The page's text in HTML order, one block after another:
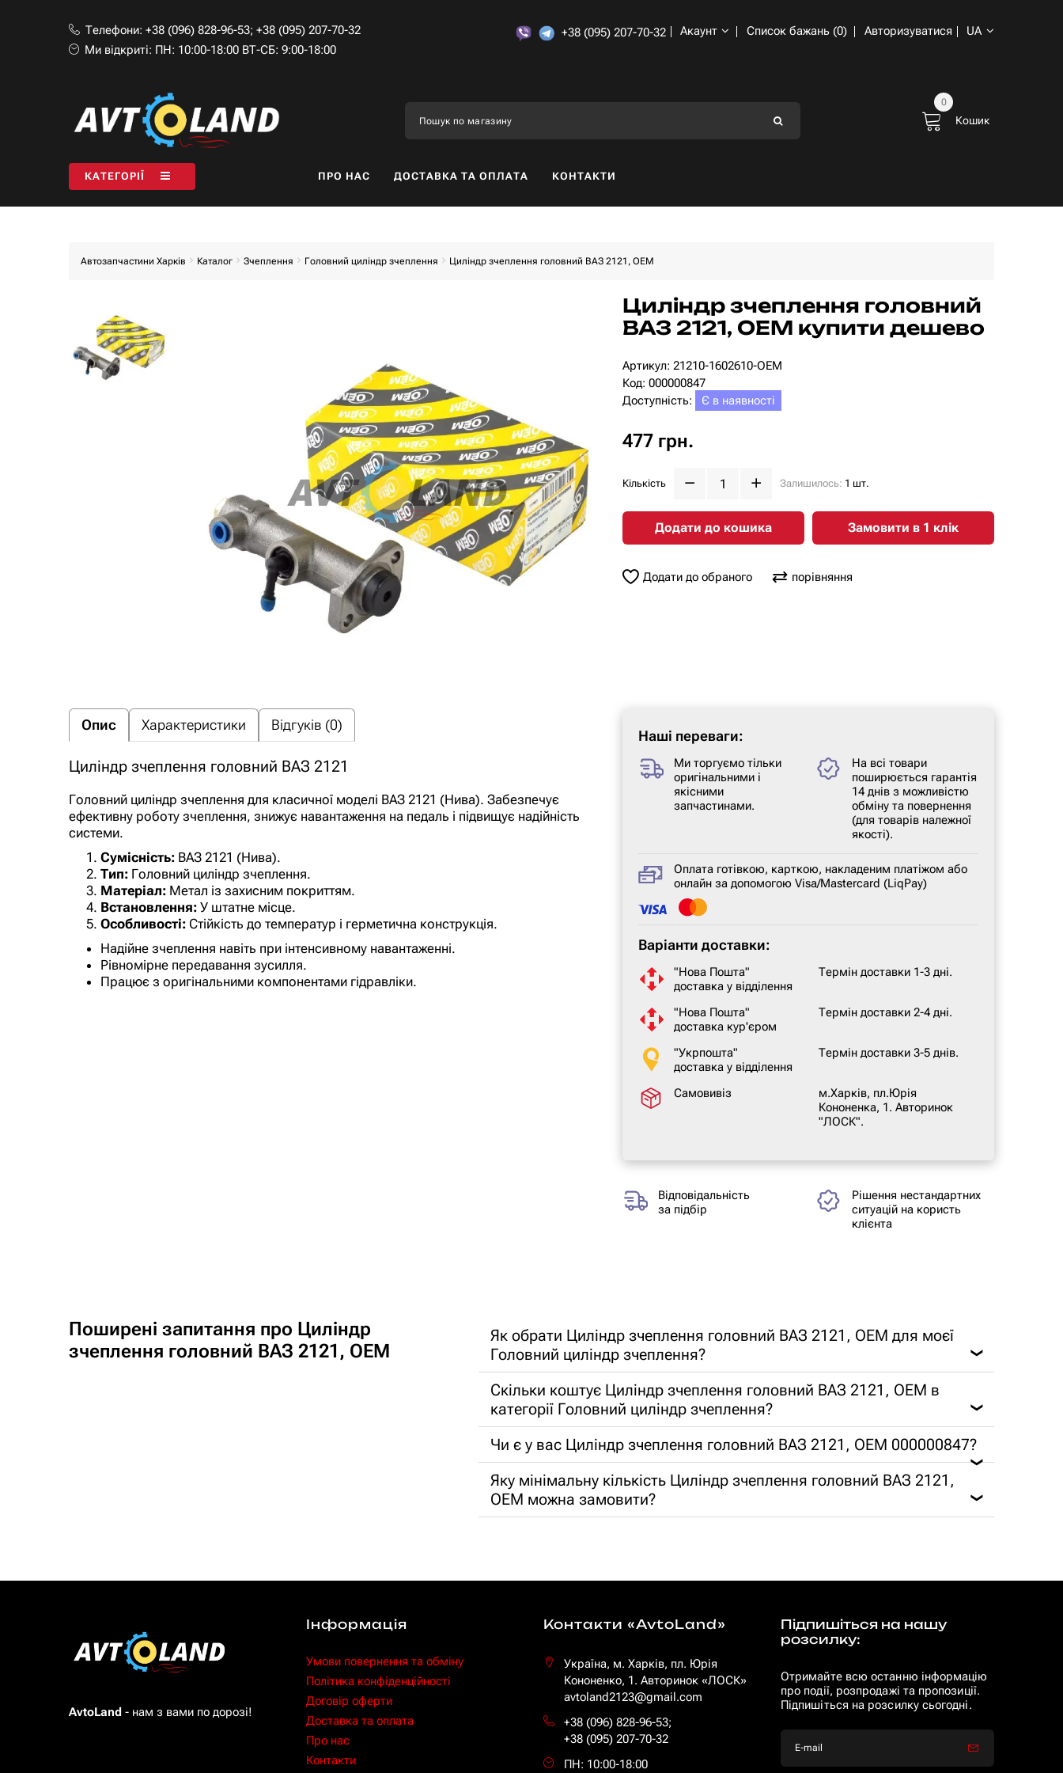
Телефони: +38 (096) 828-96-53; +38 (095) 207-70-32
Ми відкриті: ПН: 10:00-18:00 ВТ-СБ: 9:00-18:00
+38 (095) 207-70-32 Акаунт Список бажань (0) Авторизуватися UA
Кошик
0
КАТЕГОРІЇ ПРО НАС ДОСТАВКА ТА ОПЛАТА КОНТАКТИ
Автозапчастини Харків Каталог Зчеплення Головний циліндр зчеплення Циліндр зчеплення головний ВАЗ 2121, OEM
Циліндр зчеплення головний
ВАЗ 2121, OEM купити дешево
Артикул: 21210-1602610-OEM
Код: 000000847
Доступність:
Є в наявності
477 грн.
Кількість Залишилось: 1 шт.
Додати до кошика Замовити в 1 клiк
Додати до обраного порівняння
Опис Характеристики Відгуків (0)
Циліндр зчеплення головний ВАЗ 2121
Головний циліндр зчеплення для класичної моделі ВАЗ 2121 (Нива). Забезпечує
ефективну роботу зчеплення, знижує навантаження на педаль і підвищує надійність
системи.
Сумісність: ВАЗ 2121 (Нива).
Тип: Головний циліндр зчеплення.
Матеріал: Метал із захисним покриттям.
Встановлення: У штатне місце.
Особливості: Стійкість до температур і герметична конструкція.
Надійне зчеплення навіть при інтенсивному навантаженні.
Рівномірне передавання зусилля.
Працює з оригінальними компонентами гідравліки.
Наші переваги:
Ми торгуємо тільки
оригінальними і
якісними
запчастинами.
На всі товари
поширюється гарантія
14 днів з можливістю
обміну та повернення
(для товарів належної
якості).
Оплата готівкою, карткою, накладеним платіжом або
онлайн за допомогою Visa/Mastercard (LiqPay)
Варіанти доставки:
"Нова Пошта"
доставка у відділення
Термін доставки 1-3 дні.
"Нова Пошта"
доставка кур'єром
Термін доставки 2-4 дні.
"Укрпошта"
доставка у відділення
Термін доставки 3-5 днів.
Самовивіз
м.Харків, пл.Юрія
Кононенка, 1. Авторинок
"ЛОСК".
Відповідальність
за підбір
Рішення нестандартних
ситуацій на користь
клієнта
Поширені запитання про Циліндр
зчеплення головний ВАЗ 2121, OEM
Як обрати Циліндр зчеплення головний ВАЗ 2121, OEM для моєї
Головний циліндр зчеплення?
❯
Скільки коштує Циліндр зчеплення головний ВАЗ 2121, OEM в
категорії Головний циліндр зчеплення?
❯
Чи є у вас Циліндр зчеплення головний ВАЗ 2121, OEM 000000847?
❯
Яку мінімальну кількість Циліндр зчеплення головний ВАЗ 2121,
OEM можна замовити?
❯
AvtoLand - нам з вами по дорозі!
Інформація
Умови повернення та обміну
Політика конфіденційності
Договір оферти
Доставка та оплата
Про нас
Контакти
Контакти «AvtoLand»
Україна, м. Харків, пл. Юрія
Кононенко, 1. Авторинок «ЛОСК»
avtoland2123@gmail.com
+38 (096) 828-96-53;
+38 (095) 207-70-32
ПН: 10:00-18:00
Підпишіться на нашу
розсилку:
Отримайте всю останню інформацію
про події, розпродажі та пропозиції.
Підпишіться на розсилку сьогодні.